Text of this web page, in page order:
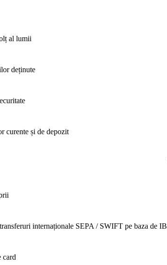
al lumii​
deținute
curente și de depozit
internaționale SEPA / SWIFT pe baza de
card